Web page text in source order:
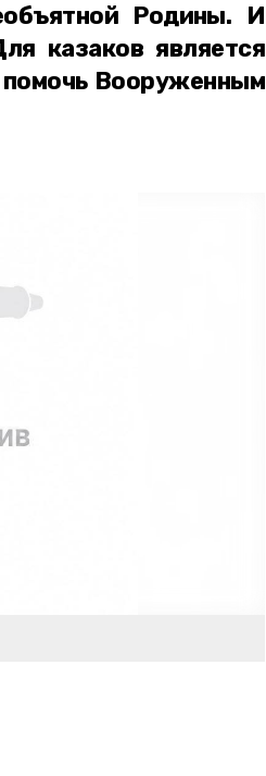
Родины. И
казаков является
Вооруженным